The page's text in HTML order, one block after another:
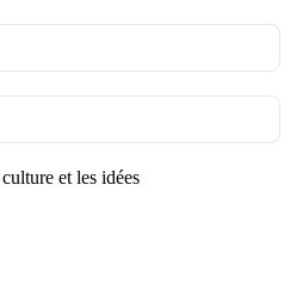
et les idées